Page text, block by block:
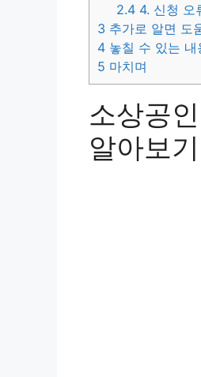
2.4 4. 신청 오
3 추가로 알면 도
4 놓칠 수 있는 내
5 마치며
소상공
알아보기